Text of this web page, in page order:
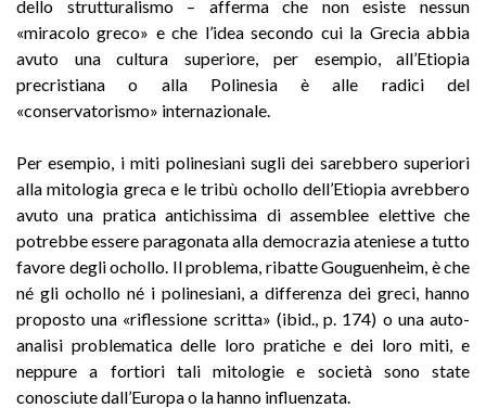
dello strutturalismo – afferma che non esiste nessun
«miracolo greco» e che l’idea secondo cui la Grecia abbia
avuto una cultura superiore, per esempio, all’Etiopia
precristiana o alla Polinesia è alle radici del
«conservatorismo» internazionale.
Per esempio, i miti polinesiani sugli dei sarebbero superiori
alla mitologia greca e le tribù ochollo dell’Etiopia avrebbero
avuto una pratica antichissima di assemblee elettive che
potrebbe essere paragonata alla democrazia ateniese a tutto
favore degli ochollo. Il problema, ribatte Gouguenheim, è che
né gli ochollo né i polinesiani, a differenza dei greci, hanno
proposto una «riflessione scritta» (ibid., p. 174) o una auto-
analisi problematica delle loro pratiche e dei loro miti, e
neppure a fortiori tali mitologie e società sono state
conosciute dall’Europa o la hanno influenzata.